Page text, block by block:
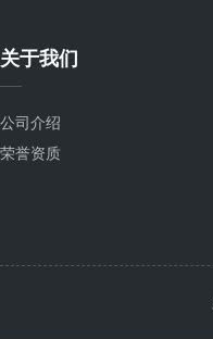
关于我们
公司介绍
荣誉资质